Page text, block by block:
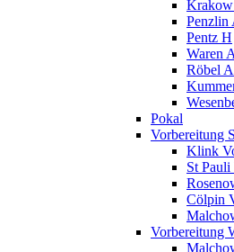
Penzlin
Pentz H
Waren
Röbel A
Pokal
Vorbereitung
Klink
St
Cölpin
Vorbereitung